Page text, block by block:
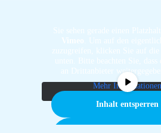
Sie sehen gerade einen
Vimeo . Um auf den
zuzugreifen, klicken Sie auf die
unten. Bitte beachten Sie, dass
an Drittanbieter
Mehr Informationen
Inhalt entsperren